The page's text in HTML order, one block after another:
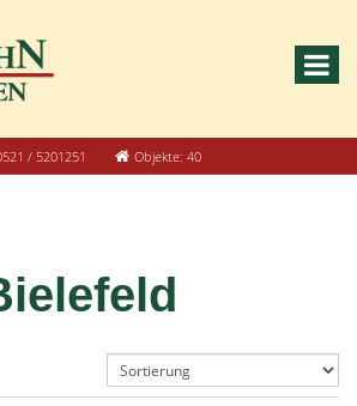
/ 5201251 Objekte: 40